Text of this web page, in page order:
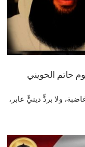
حاتم الحويني
ولا بردٍّ دينيٍّ عابر،